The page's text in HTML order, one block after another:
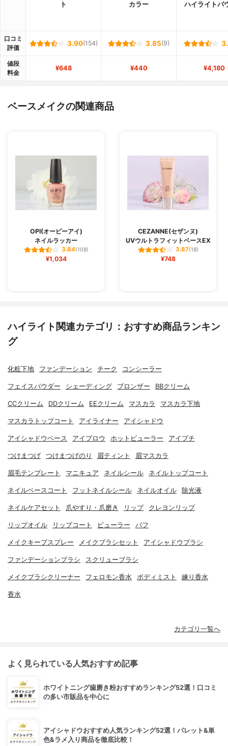
ト
カラー
ハイライトパ
口コミ
評価
3.90(154) 3.85(9)
値段
料金
¥648 ¥440 ¥4,180
ベースメイクの関連商品
OPI(オーピーアイ)
ネイルラッカー
3.84(108)
¥1,034
CEZANNE(セザンヌ)
UVウルトラフィットベースEX
3.87(18)
¥748
ハイライト関連カテゴリ：おすすめ商品ランキン
グ
化粧下地 ファンデーション チーク コンシーラー
フェイスパウダー シェーディング ブロンザー BBクリーム
CCクリーム DDクリーム EEクリーム マスカラ マスカラ下地
マスカラトップコート アイライナー アイシャドウ
アイシャドウベース アイブロウ ホットビューラー アイプチ
つけまつげ つけまつげのり 眉ティント 眉マスカラ
眉毛テンプレート マニキュア ネイルシール ネイルトップコート
ネイルベースコート フットネイルシール ネイルオイル 除光液
ネイルケアセット 爪やすり・爪磨き リップ クレヨンリップ
リップオイル リップコート ビューラー パフ
メイクキープスプレー メイクブラシセット アイシャドウブラシ
ファンデーションブラシ スクリューブラシ
メイクブラシクリーナー フェロモン香水 ボディミスト 練り香水
香水
カテゴリ一覧へ
よく見られている人気おすすめ記事
ホワイトニング歯磨き粉おすすめランキング52選！口コミ
の多い市販品を中心に
アイシャドウおすすめ人気ランキング52選！パレット&単
色&ラメ入り商品を徹底比較！